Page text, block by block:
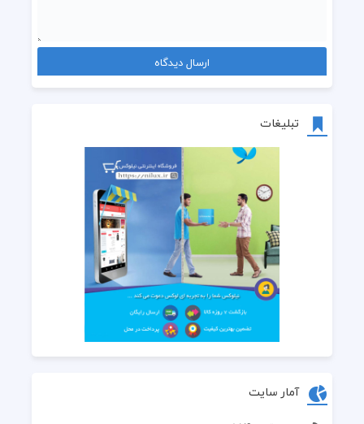
تبلیغات
آمار سایت